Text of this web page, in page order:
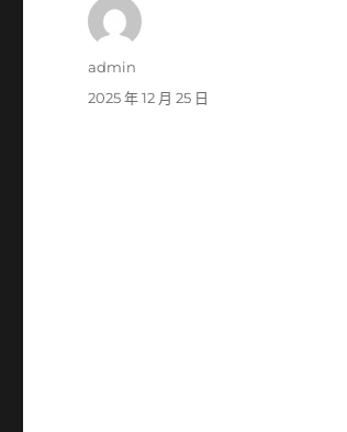
作
admin
發
2025 年 12 月 25 日